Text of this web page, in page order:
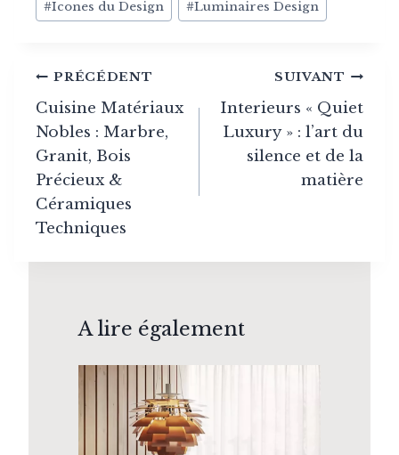
#Icones du Design #Luminaires Design
Navigation
de
l’article
PRÉCÉDENT
Cuisine Matériaux
Nobles : Marbre,
Granit, Bois
Précieux &
Céramiques
Techniques
SUIVANT
Interieurs « Quiet
Luxury » : l’art du
silence et de la
matière
A lire également